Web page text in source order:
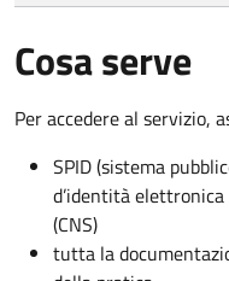
Cosa serve
Per accedere al servizio,
SPID (sistema
d’identità elettronica
(CNS)
tutta la